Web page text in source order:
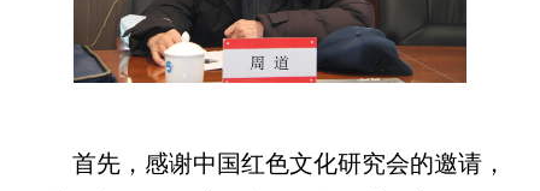
首先，感谢中国红色文化研究会的邀请，